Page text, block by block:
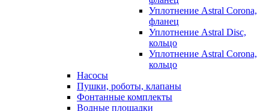
Уплотнение Astral Corona,
фланец
Уплотнение Astral Disc,
кольцо
Уплотнение Astral Corona,
кольцо
Насосы
Пушки, роботы, клапаны
Фонтанные комплекты
Водные площадки